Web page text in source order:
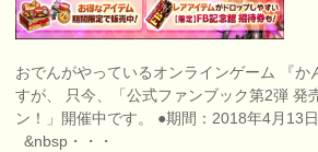
おでんがやっているオンラインゲーム 『
すが、 只今、「公式ファンブック第2弾 発
ン！」開催中です。 ●期間：2018年4月13
&nbsp・・・